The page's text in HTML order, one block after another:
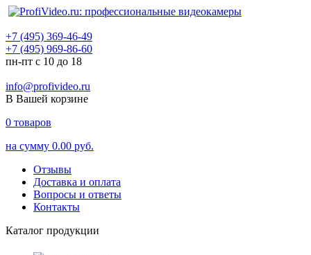
+7 (495) 369-46-49
+7 (495) 969-86-60
пн-пт с 10 до 18
info@profivideo.ru
В Вашей корзине
0 товаров
на сумму 0.00 руб.
Отзывы
Доставка и оплата
Вопросы и ответы
Контакты
Каталог продукции